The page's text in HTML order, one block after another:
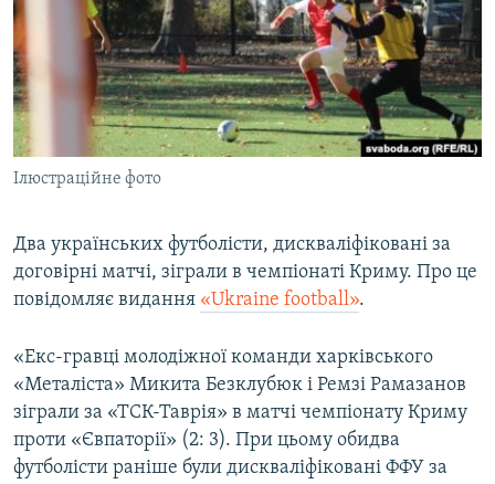
ДЕПОРТАЦІЯ
ВІДЕОУРОКИ «ELIFBE»
СВІДЧЕННЯ ОКУПАЦІЇ
УКРАЇНСЬКА ПРОБЛЕМА КРИМУ
ІНФОГРАФІКА
ЯК ОБІЙТИ БЛОКУВАННЯ
Русский
Qırımtatar
ДОЛУЧАЙСЯ!
Усі сайти RFE/RL
Ілюстраційне фото
Два українських футболісти, дискваліфіковані за
договірні матчі, зіграли в чемпіонаті Криму. Про це
повідомляє видання «Ukraine football».
«Екс-гравці молодіжної команди харківського
«Металіста» Микита Безклубюк і Ремзі Рамазанов
зіграли за «ТСК-Таврія» в матчі чемпіонату Криму
проти «Євпаторії» (2: 3). При цьому обидва
футболісти раніше були дискваліфіковані ФФУ за